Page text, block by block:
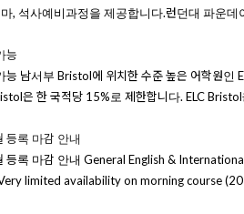
, 석사예비과정을 제공합니다.런던대 파운
능
남서부 Bristol에 위치한 수준 높은 어학원
은 한 국적당 15%로 제한합니다. ELC Bristol
록 마감 안내
록 마감 안내 General English &
limited availability on morning course